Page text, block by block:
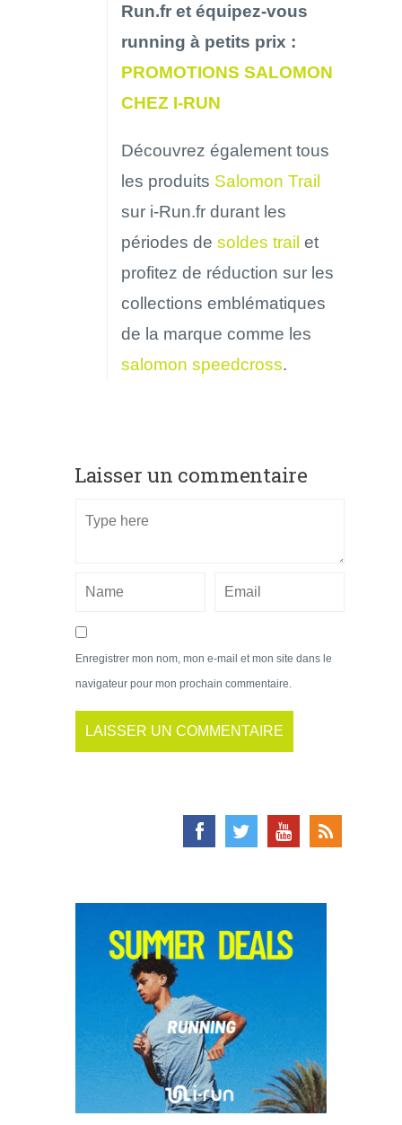
Run.fr et équipez-vous
running à petits prix :
PROMOTIONS SALOMON
CHEZ I-RUN
Découvrez également tous
les produits Salomon Trail
sur i-Run.fr durant les
périodes de soldes trail et
profitez de réduction sur les
collections emblématiques
de la marque comme les
salomon speedcross.
Laisser un commentaire
Enregistrer mon nom, mon e-mail et mon site dans le
navigateur pour mon prochain commentaire.